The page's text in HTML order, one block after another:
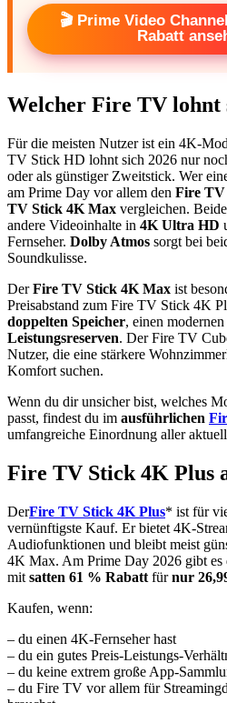
🎬 Prime Video
Rabatt
Welcher Fire TV lohnt
Für die meisten Nutzer ist ein 4K-
TV Stick HD lohnt sich 2026 nur
oder als günstiger Zweitstick. Wer
am Prime Day vor allem den Fire TV
TV Stick 4K Max vergleichen.
andere Videoinhalte in 4K Ultra HD
Fernseher. Dolby Atmos sorgt bei
Soundkulisse.
DerFire TV Stick 4K Max ist
Preisabstand zum Fire TV Stick 4K
doppelten Speicher, einen
Leistungsreserven. Der Fire TV
Nutzer, die eine stärkere
Komfort suchen.
Wenn du dir unsicher bist, welches
passt, findest du im ausführlichen
umfangreiche Einordnung aller
Fire TV Stick 4K Plus
DerFire TV Stick 4K Plus* ist für
vernünftigste Kauf. Er bietet 4K-
Audiofunktionen und bleibt meist
4K Max. Am Prime Day 2026 gibt
mit satten 61 % Rabatt fürnur
Kaufen, wenn:
– du einen 4K-Fernseher hast
– du ein gutes Preis-Leistungs-
– du keine extrem große App-
– du Fire TV vor allem für